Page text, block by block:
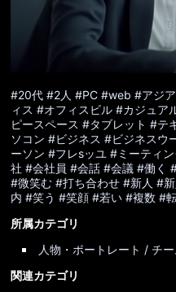
#20代 #2人 #PC #web #アジ
ィス #オフィスビル #カジュア
ピースペース #タブレット #テ
ソコン #ビジネス #ビジネスウ
ーソン #フレsッユ #ミーティ
社 #会社員 #会話 #会議 #働く
#微笑む #打ち合わせ #新人 #
内 #笑う #笑顔 #若い #複数 #
所属カテゴリ
人物・ポートレート / チ
関連カテゴリ